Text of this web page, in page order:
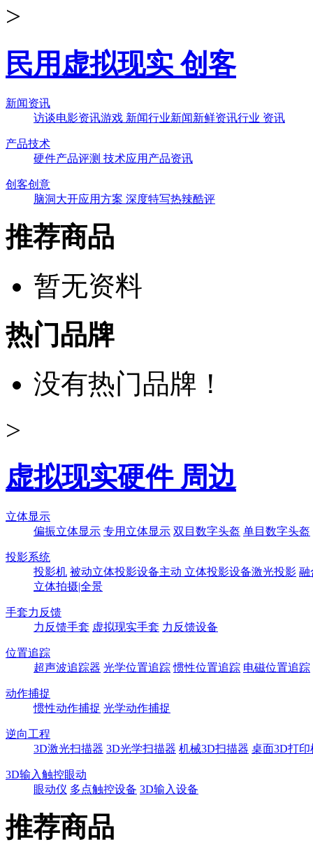
>
民用虚拟现实 创客
新闻资讯
访谈电影资讯游戏 新闻行业新闻新鲜资讯行业 资讯
产品技术
硬件产品评测 技术应用 产品资讯
创客创意
脑洞大开应用方案 深度特写热辣酷评
推荐商品
暂无资料
热门品牌
没有热门品牌！
>
虚拟现实硬件 周边
立体显示
偏振立体显示 专用立体显示 双目数字头盔 单目数字头盔
投影系统
投影机 被动立体投影设备主动 立体投影设备激光投影 融
立体拍摄|全景
手套力反馈
力反馈手套 虚拟现实手套 力反馈设备
位置追踪
超声波追踪器 光学位置追踪 惯性位置追踪 电磁位置追踪
动作捕捉
惯性动作捕捉 光学动作捕捉
逆向工程
3D激光扫描器 3D光学扫描器 机械3D扫描器 桌面3D打印
3D输入触控眼动
眼动仪 多点触控设备 3D输入设备
推荐商品